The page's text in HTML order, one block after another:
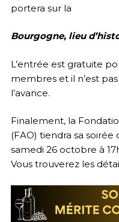
portera sur la
Bourgogne, lieu
L’entrée est gratuite
membres et il n’est
l’avance.
Finalement, la
(FAO) tiendra sa
samedi 26 octobre à
Vous trouverez les